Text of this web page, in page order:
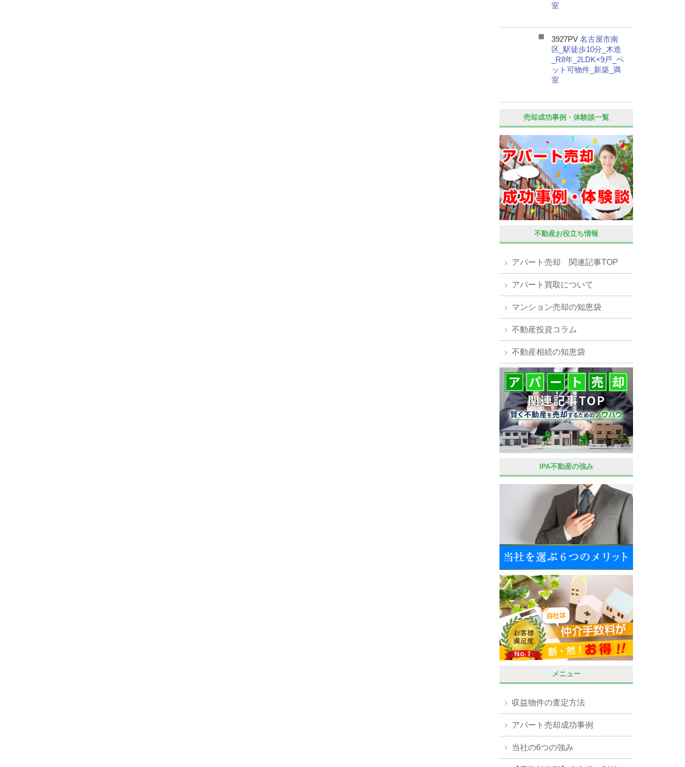
室
3927PV 名古屋市南
区_駅徒歩10分_木造
_R8年_2LDK×9戸_ペ
ット可物件_新築_満
室
売却成功事例・体験談一覧
不動産お役立ち情報
アパート売却 関連記事TOP
アパート買取について
マンション売却の知恵袋
不動産投資コラム
不動産相続の知恵袋
IPA不動産の強み
メニュー
収益物件の査定方法
アパート売却成功事例
当社の6つの強み